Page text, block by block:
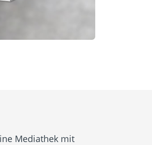
Mediathek mit